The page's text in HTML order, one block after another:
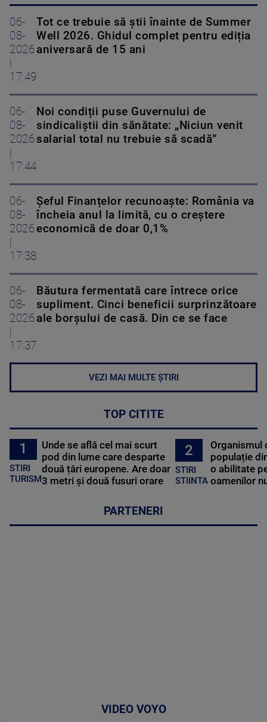
06-
08-
2026
17:49
Tot ce trebuie să știi înainte de Summer
Well 2026. Ghidul complet pentru ediția
aniversară de 15 ani
06-
08-
2026
17:44
Noi condiții puse Guvernului de
sindicaliștii din sănătate: „Niciun venit
salarial total nu trebuie să scadă”
06-
08-
2026
17:38
Șeful Finanțelor recunoaște: România va
încheia anul la limită, cu o creștere
economică de doar 0,1%
06-
08-
2026
17:37
Băutura fermentată care întrece orice
supliment. Cinci beneficii surprinzătoare
ale borșului de casă. Din ce se face
VEZI MAI MULTE ȘTIRI
TOP CITITE
1
STIRI
TURISM
Unde se află cel mai scurt
pod din lume care desparte
două țări europene. Are doar
3 metri și două fusuri orare
2
STIRI
STIINTA
Organismul
populație
o abilitate
oamenilor
PARTENERI
VIDEO VOYO